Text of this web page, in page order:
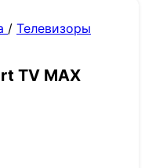
/ Телевизоры
TV MAX